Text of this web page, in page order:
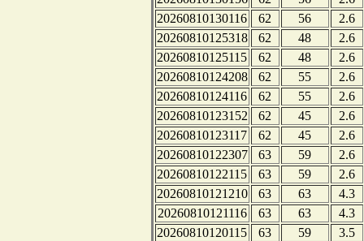
20260810130116
62 56
2.6
20260810125318
62 48
2.6
20260810125115
62 48
2.6
20260810124208
62 55
2.6
20260810124116
62 55
2.6
20260810123152
62 45
2.6
20260810123117
62 45
2.6
20260810122307
63 59
2.6
20260810122115
63 59
2.6
20260810121210
63 63
4.3
20260810121116
63 63
4.3
20260810120115
63 59
3.5